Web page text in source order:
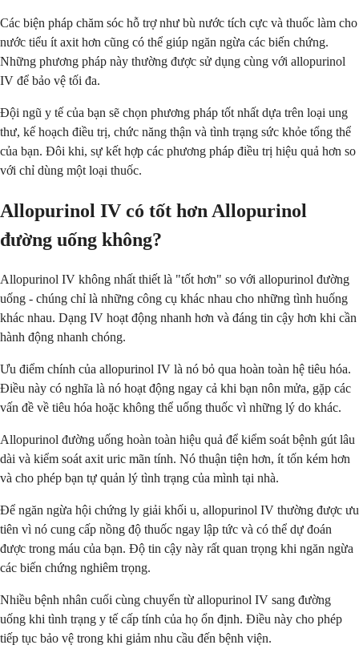
Các biện pháp chăm sóc hỗ trợ như bù nước tích cực và thuốc làm cho
nước tiểu ít axit hơn cũng có thể giúp ngăn ngừa các biến chứng.
Những phương pháp này thường được sử dụng cùng với allopurinol
IV để bảo vệ tối đa.
Đội ngũ y tế của bạn sẽ chọn phương pháp tốt nhất dựa trên loại ung
thư, kế hoạch điều trị, chức năng thận và tình trạng sức khỏe tổng thể
của bạn. Đôi khi, sự kết hợp các phương pháp điều trị hiệu quả hơn so
với chỉ dùng một loại thuốc.
Allopurinol IV có tốt hơn Allopurinol
đường uống không?
Allopurinol IV không nhất thiết là "tốt hơn" so với allopurinol đường
uống - chúng chỉ là những công cụ khác nhau cho những tình huống
khác nhau. Dạng IV hoạt động nhanh hơn và đáng tin cậy hơn khi cần
hành động nhanh chóng.
Ưu điểm chính của allopurinol IV là nó bỏ qua hoàn toàn hệ tiêu hóa.
Điều này có nghĩa là nó hoạt động ngay cả khi bạn nôn mửa, gặp các
vấn đề về tiêu hóa hoặc không thể uống thuốc vì những lý do khác.
Allopurinol đường uống hoàn toàn hiệu quả để kiểm soát bệnh gút lâu
dài và kiểm soát axit uric mãn tính. Nó thuận tiện hơn, ít tốn kém hơn
và cho phép bạn tự quản lý tình trạng của mình tại nhà.
Để ngăn ngừa hội chứng ly giải khối u, allopurinol IV thường được ưu
tiên vì nó cung cấp nồng độ thuốc ngay lập tức và có thể dự đoán
được trong máu của bạn. Độ tin cậy này rất quan trọng khi ngăn ngừa
các biến chứng nghiêm trọng.
Nhiều bệnh nhân cuối cùng chuyển từ allopurinol IV sang đường
uống khi tình trạng y tế cấp tính của họ ổn định. Điều này cho phép
tiếp tục bảo vệ trong khi giảm nhu cầu đến bệnh viện.